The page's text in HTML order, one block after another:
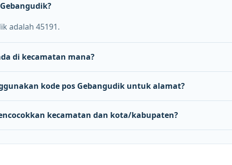
adalah 45191.
di kecamatan mana?
kode pos Gebangudik untuk alamat?
kecamatan dan kota/kabupaten?